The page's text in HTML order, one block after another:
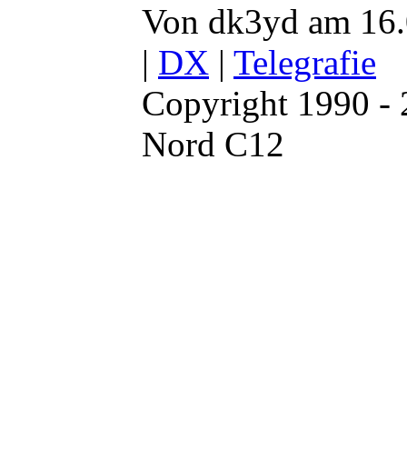
Von dk3yd am
| DX | Telegrafie
Copyright 1990 -
Nord C12